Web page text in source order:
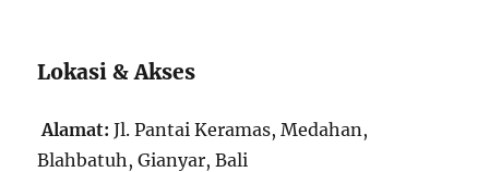
Lokasi & Akses
Alamat: Jl. Pantai Keramas, Medahan,
Blahbatuh, Gianyar, Bali